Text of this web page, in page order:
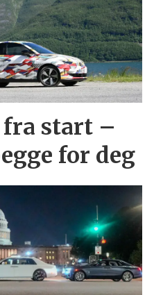
start –
for deg